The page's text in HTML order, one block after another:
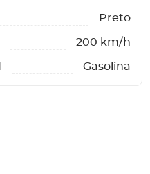
Preto
200 km/h
Gasolina